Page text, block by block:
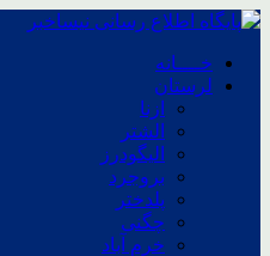
خــــانه
لرستان
ازنا
الشتر
الیگودرز
بروجرد
پلدختر
چگنی
خرم آباد